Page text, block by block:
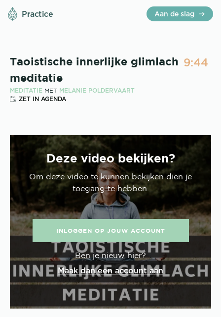
Practice Aan de slag
Taoistische innerlijke glimlach
meditatie
9:44
MEDITATIE MET MELANIE POLDERVAART
ZET IN AGENDA
Deze video bekijken?
Om deze video te kunnen bekijken dien je
toegang te hebben.
INLOGGEN OP JOUW ACCOUNT
Ben je nieuw hier?
Maak dan een account aan